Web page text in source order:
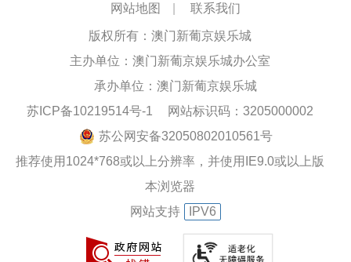
网站地图 联系我们
版权所有：澳门新葡京娱乐城
主办单位：澳门新葡京娱乐城办公室
承办单位：澳门新葡京娱乐城
苏ICP备10219514号-1
网站标识码：3205000002
苏公网安备32050802010561号
推荐使用1024*768或以上分辨率，并使用IE9.0或以上版
本浏览器
网站支持
IPV6